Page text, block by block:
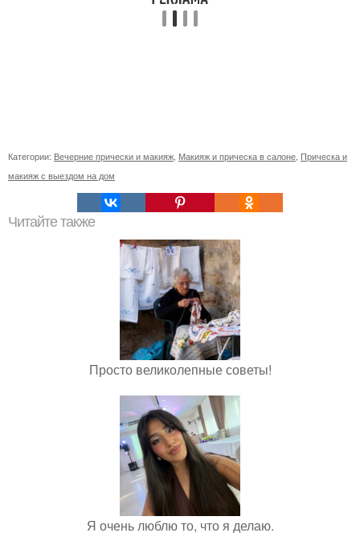
Категории: Вечерние прически и макияж Макияж и прическа в салоне Прическа и
макияж с выездом на дом
Читайте также
Просто великолепные советы!
Я очень люблю то, что я делаю.